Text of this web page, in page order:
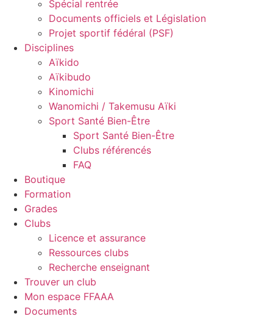
Spécial rentrée
Documents officiels et Législation
Projet sportif fédéral (PSF)
Disciplines
Aïkido
Aïkibudo
Kinomichi
Wanomichi / Takemusu Aïki
Sport Santé Bien-Être
Sport Santé Bien-Être
Clubs référencés
FAQ
Boutique
Formation
Grades
Clubs
Licence et assurance
Ressources clubs
Recherche enseignant
Trouver un club
Mon espace FFAAA
Documents